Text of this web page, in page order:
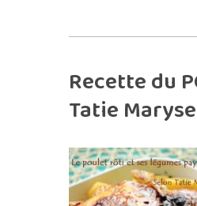
Recette du
Tatie Maryse